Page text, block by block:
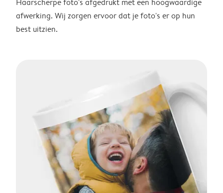
afwerking. Wij zorgen ervoor dat je foto's er op hun
best uitzien.